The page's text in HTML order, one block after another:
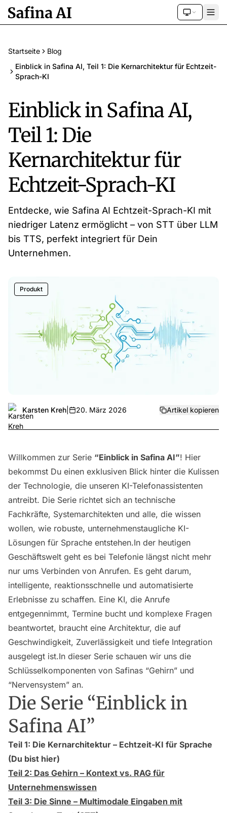
Startseite
Blog
Einblick in Safina AI, Teil 1: Die Kernarchitektur für Echtzeit-
Sprach-KI
Einblick in Safina AI,
Teil 1: Die
Kernarchitektur für
Echtzeit-Sprach-KI
Entdecke, wie Safina AI Echtzeit-Sprach-KI mit
niedriger Latenz ermöglicht – von STT über LLM
bis TTS, perfekt integriert für Dein
Unternehmen.
Produkt
Karsten Kreh 20. März 2026 Artikel kopieren
Willkommen zur Serie “Einblick in Safina AI”! Hier
bekommst Du einen exklusiven Blick hinter die Kulissen
der Technologie, die unseren KI-Telefonassistenten
antreibt. Die Serie richtet sich an technische
Fachkräfte, Systemarchitekten und alle, die wissen
wollen, wie robuste, unternehmenstaugliche KI-
Lösungen für Sprache entstehen.In der heutigen
Geschäftswelt geht es bei Telefonie längst nicht mehr
nur ums Verbinden von Anrufen. Es geht darum,
intelligente, reaktionsschnelle und automatisierte
Erlebnisse zu schaffen. Eine KI, die Anrufe
entgegennimmt, Termine bucht und komplexe Fragen
beantwortet, braucht eine Architektur, die auf
Geschwindigkeit, Zuverlässigkeit und tiefe Integration
ausgelegt ist.In dieser Serie schauen wir uns die
Schlüsselkomponenten von Safinas “Gehirn” und
“Nervensystem” an.
Die Serie “Einblick in
Safina AI”
Teil 1: Die Kernarchitektur – Echtzeit-KI für Sprache
(Du bist hier)
Teil 2: Das Gehirn – Kontext vs. RAG für
Unternehmenswissen
Teil 3: Die Sinne – Multimodale Eingaben mit